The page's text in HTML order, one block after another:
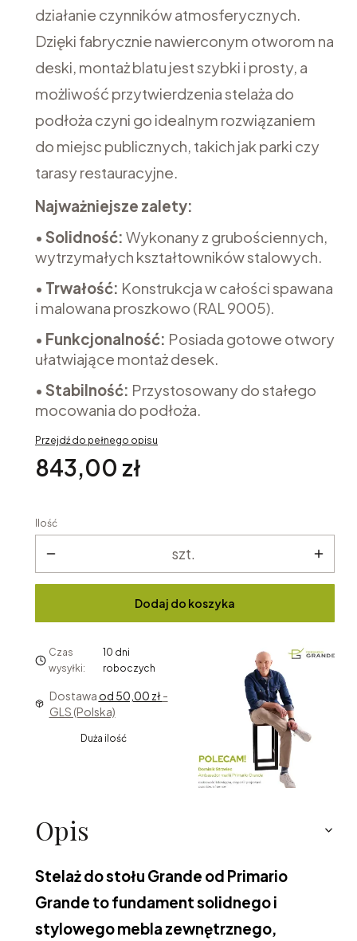
działanie czynników atmosferycznych.
Dzięki fabrycznie nawierconym otworom na
deski, montaż blatu jest szybki i prosty, a
możliwość przytwierdzenia stelaża do
podłoża czyni go idealnym rozwiązaniem
do miejsc publicznych, takich jak parki czy
tarasy restauracyjne.
Najważniejsze zalety:
• Solidność: Wykonany z grubościennych,
wytrzymałych kształtowników stalowych.
• Trwałość: Konstrukcja w całości spawana
i malowana proszkowo (RAL 9005).
• Funkcjonalność: Posiada gotowe otwory
ułatwiające montaż desek.
• Stabilność: Przystosowany do stałego
mocowania do podłoża.
Przejdź do pełnego opisu
Cena
843,00 zł
Ilość
szt.
Dodaj do koszyka
Czas
wysyłki:
10 dni
roboczych
Dostawa od 50,00 zł-
GLS (Polska)
Duża ilość
Opis
Stelaż do stołu Grande od Primario
Grande to fundament solidnego i
stylowego mebla zewnętrznego,